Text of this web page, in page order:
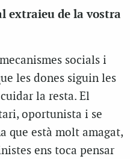
extraieu de la vostra
socials i
les dones siguin les
la resta. El
oportunista i se
que està molt amagat,
ens toca pensar